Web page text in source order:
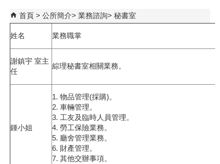
首頁 公所簡介 業務諮詢 秘書室
姓名 業務職掌
謝鎮宇 室主
任
綜理秘書室相關業務。
鍾小姐
1. 物品管理(採購)。
2. 車輛管理。
3. 工友及臨時人員管理。
4. 勞工保險業務。
5. 廳舍管理業務。
6. 財產管理。
7. 其他交辦事項。